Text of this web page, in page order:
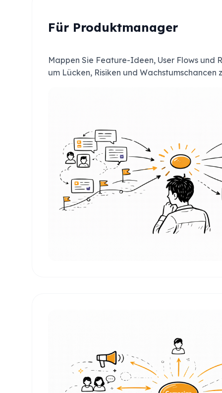
Für Produktmanager
Mappen Sie Feature-Ideen, User Flows und
um Lücken, Risiken und Wachstumschancen